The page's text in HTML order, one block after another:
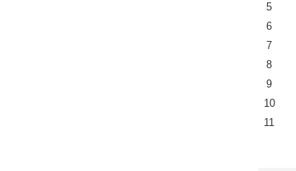
5
6
7
8
9
10
11